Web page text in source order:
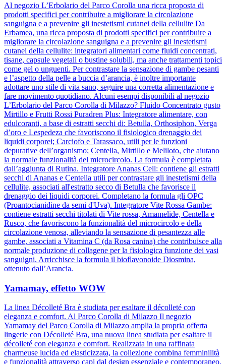
Al negozio L’Erbolario del Parco Corolla una ricca proposta di
prodotti specifici per contribuire a migliorare la circolazione
sanguigna e a prevenire gli inestetismi cutanei della cellulite Da
Erbamea, una ricca proposta di prodotti specifici per contribuire a
migliorare la circolazione sanguigna e a prevenire gli inestetismi
cutanei della cellulite: integratori alimentari come fluidi concentrati,
tisane, capsule vegetali o bustine solubili, ma anche trattamenti topici
come gel o unguenti. Per contrastare la sensazione di gambe pesanti
e l’aspetto della pelle a buccia d’arancia, è inoltre importante
adottare uno stile di vita sano, seguire una corretta alimentazione e
fare movimento quotidiano. Alcuni esempi disponibili al negozio
L’Erbolario del Parco Corolla di Milazzo? Fluido Concentrato gusto
Mirtillo e Frutti Rossi Puradren Plus: Integratore alimentare, con
edulcoranti, a base di estratti secchi di: Betulla, Orthosiphon, Verga
d’oro e Lespedeza che favoriscono il fisiologico drenaggio dei
liquidi corporei; Carciofo e Tarassaco, utili per le funzioni
depurative dell’organismo; Centella, Mirtillo e Meliloto, che aiutano
la normale funzionalità del microcircolo. La formula è completata
dall’aggiunta di Rutina. Integratore Ananas Cell: contiene gli estratti
secchi di Ananas e Centella utili per contrastare gli inestetismi della
cellulite, associati all'estratto secco di Betulla che favorisce il
drenaggio dei liquidi corporei. Completano la formula gli OPC
(Proantocianidine da semi d'Uva). Integratore Vite Rossa Gambe:
contiene estratti secchi titolati di Vite rossa, Amamelide, Centella e
Rusco, che favoriscono la funzionalità del microcircolo e della
circolazione venosa, alleviando la sensazione di pesantezza alle
gambe, associati a Vitamina C (da Rosa canina) che contribuisce alla
normale produzione di collagene per la fisiologica funzione dei vasi
sanguigni. Arricchisce la formula il bioflavonoide Diosmina,
ottenuto dall’Arancia.
Yamamay, effetto WOW
La linea Décolleté Bra è studiata per esaltare il décolleté con
eleganza e comfort. Al Parco Corolla di Milazzo Il negozio
Yamamay del Parco Corolla di Milazzo amplia la propria offerta
lingerie con Décolleté Bra, una nuova linea studiata per esaltare il
décolleté con eleganza e comfort. Realizzata in una raffinata
charmeuse lucida ed elasticizzata, la collezione combina femminilità
e funzionalità attraverso capi dal design essenziale e contemporaneo.